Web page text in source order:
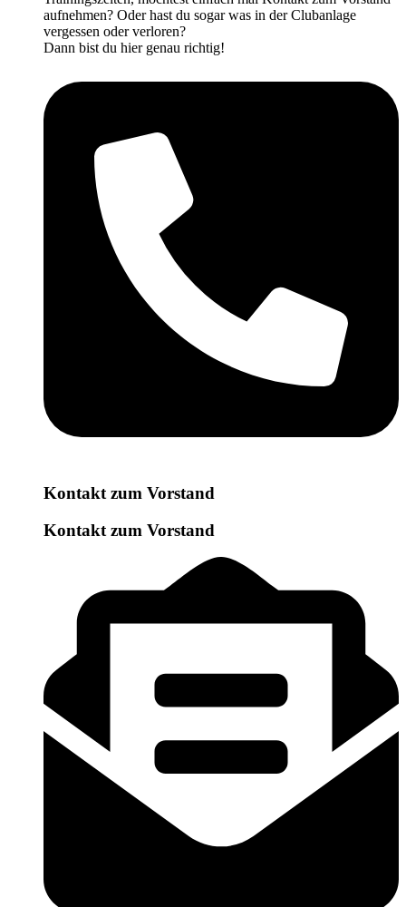
aufnehmen? Oder hast du sogar was in der Clubanlage
vergessen oder verloren?
Dann bist du hier genau richtig!
Kontakt zum Vorstand
Kontakt zum Vorstand